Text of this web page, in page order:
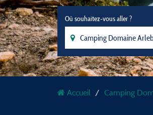
Où souhaitez-vous aller ?
Accueil Camping